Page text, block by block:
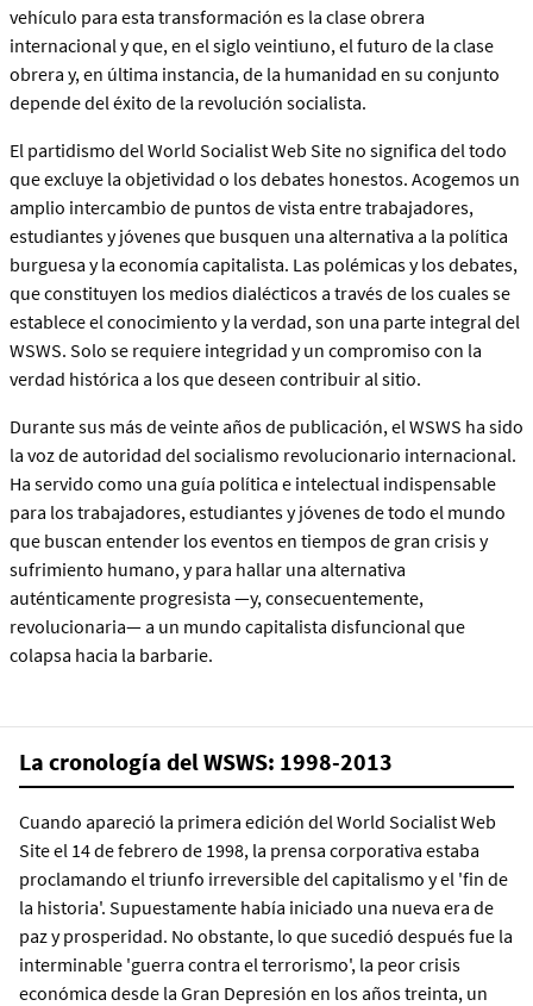
vehículo para esta transformación es la clase obrera
internacional y que, en el siglo veintiuno, el futuro de la clase
obrera y, en última instancia, de la humanidad en su conjunto
depende del éxito de la revolución socialista.
El partidismo del World Socialist Web Site no significa del todo
que excluye la objetividad o los debates honestos. Acogemos un
amplio intercambio de puntos de vista entre trabajadores,
estudiantes y jóvenes que busquen una alternativa a la política
burguesa y la economía capitalista. Las polémicas y los debates,
que constituyen los medios dialécticos a través de los cuales se
establece el conocimiento y la verdad, son una parte integral del
WSWS. Solo se requiere integridad y un compromiso con la
verdad histórica a los que deseen contribuir al sitio.
Durante sus más de veinte años de publicación, el WSWS ha sido
la voz de autoridad del socialismo revolucionario internacional.
Ha servido como una guía política e intelectual indispensable
para los trabajadores, estudiantes y jóvenes de todo el mundo
que buscan entender los eventos en tiempos de gran crisis y
sufrimiento humano, y para hallar una alternativa
auténticamente progresista —y, consecuentemente,
revolucionaria— a un mundo capitalista disfuncional que
colapsa hacia la barbarie.
La cronología del WSWS: 1998-2013
Cuando apareció la primera edición del World Socialist Web
Site el 14 de febrero de 1998, la prensa corporativa estaba
proclamando el triunfo irreversible del capitalismo y el 'fin de
la historia'. Supuestamente había iniciado una nueva era de
paz y prosperidad. No obstante, lo que sucedió después fue la
interminable 'guerra contra el terrorismo', la peor crisis
económica desde la Gran Depresión en los años treinta, un